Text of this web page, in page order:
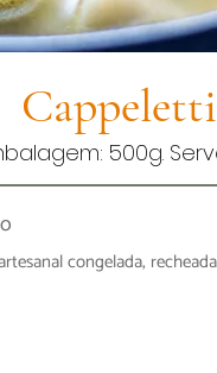
Cappeletti
500g.
congelada,